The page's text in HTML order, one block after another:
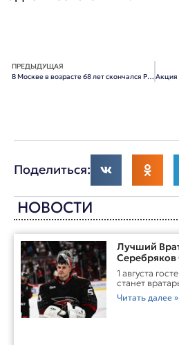
ПРЕДЫДУЩАЯ
В Москве в возрасте 68 лет скончался Речкин Михаил Николаевич
Поделиться:
НОВОСТИ
Лучший
Серебряков
Омска В
1 августа
станет
Читать далее »